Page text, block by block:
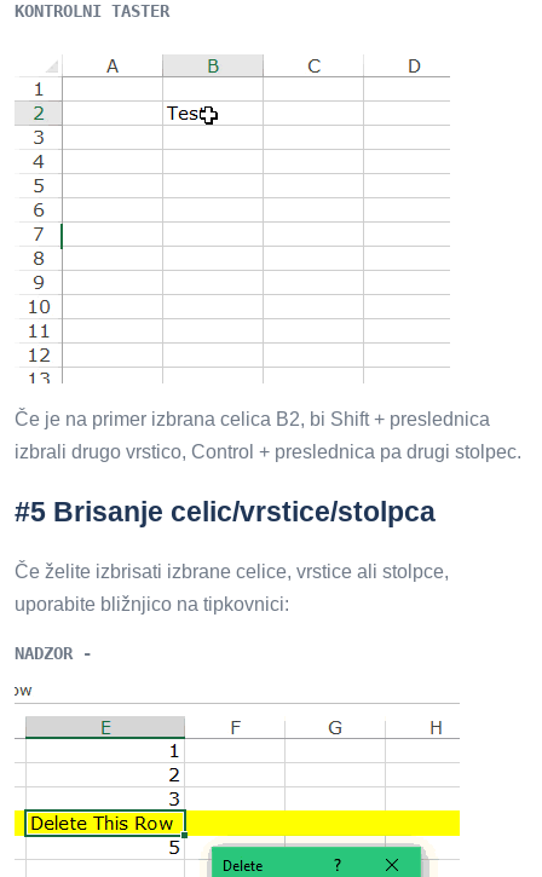
KONTROLNI TASTER
Če je na primer izbrana celica B2, bi Shift + preslednica
izbrali drugo vrstico, Control + preslednica pa drugi stolpec.
#5 Brisanje celic/vrstice/stolpca
Če želite izbrisati izbrane celice, vrstice ali stolpce,
uporabite bližnjico na tipkovnici:
NADZOR -